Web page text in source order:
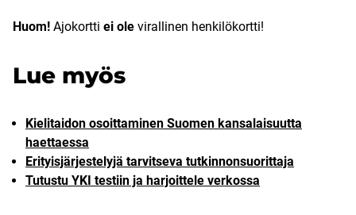
Huom! Ajokortti ei ole virallinen henkilökortti!
Lue myös
Kielitaidon osoittaminen Suomen kansalaisuutta
haettaessa
Erityisjärjestelyjä tarvitseva tutkinnonsuorittaja
Tutustu YKI testiin ja harjoittele verkossa